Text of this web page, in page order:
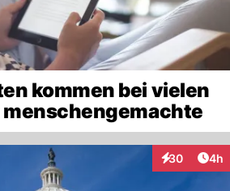
kommen bei vielen
menschengemachte
30
Interaktionen
4h